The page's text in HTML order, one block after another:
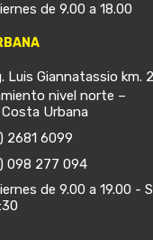
de 9.00 a 18.00
Luis Giannatassio km.
nivel norte –
Urbana
2681 6099
098 277 094
de 9.00 a 19.00 -